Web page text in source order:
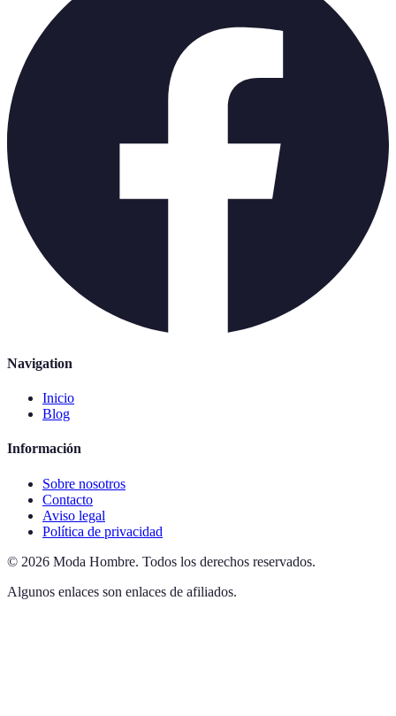
Navigation
Inicio
Blog
Información
Sobre nosotros
Contacto
Aviso legal
Política de privacidad
© 2026 Moda Hombre. Todos los derechos reservados.
Algunos enlaces son enlaces de afiliados.